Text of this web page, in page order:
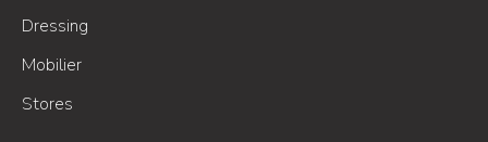
Dressing
Mobilier
Stores